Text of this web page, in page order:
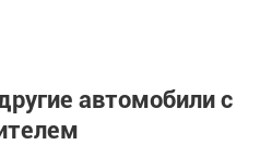
автомобили с